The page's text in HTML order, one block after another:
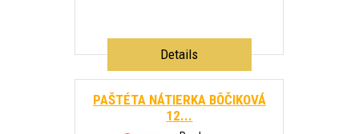
Details
PAŠTÉTA NÁTIERKA BÔČIKOVÁ
12...